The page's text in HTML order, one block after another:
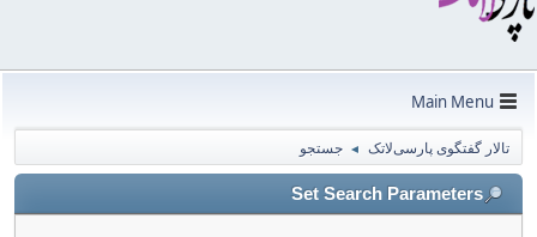
Main Menu
تالار گفتگوی پارسی‌لاتک ◄ جستجو
Set Search Parameters